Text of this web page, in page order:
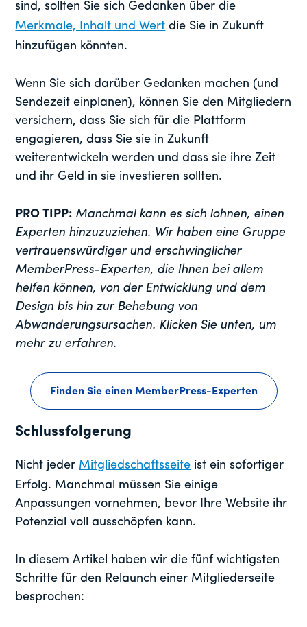
sind, sollten Sie sich Gedanken über die
Merkmale, Inhalt und Wert die Sie in Zukunft
hinzufügen könnten.
Wenn Sie sich darüber Gedanken machen (und
Sendezeit einplanen), können Sie den Mitgliedern
versichern, dass Sie sich für die Plattform
engagieren, dass Sie sie in Zukunft
weiterentwickeln werden und dass sie ihre Zeit
und ihr Geld in sie investieren sollten.
PRO TIPP: Manchmal kann es sich lohnen, einen
Experten hinzuzuziehen. Wir haben eine Gruppe
vertrauenswürdiger und erschwinglicher
MemberPress-Experten, die Ihnen bei allem
helfen können, von der Entwicklung und dem
Design bis hin zur Behebung von
Abwanderungsursachen. Klicken Sie unten, um
mehr zu erfahren.
Finden Sie einen MemberPress-Experten
Schlussfolgerung
Nicht jeder Mitgliedschaftsseite ist ein sofortiger
Erfolg. Manchmal müssen Sie einige
Anpassungen vornehmen, bevor Ihre Website ihr
Potenzial voll ausschöpfen kann.
In diesem Artikel haben wir die fünf wichtigsten
Schritte für den Relaunch einer Mitgliederseite
besprochen: